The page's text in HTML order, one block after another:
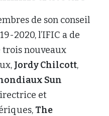
de son conseil
2020, l’IFIC a de
trois nouveaux
Jordy Chilcott,
Sun
et
The